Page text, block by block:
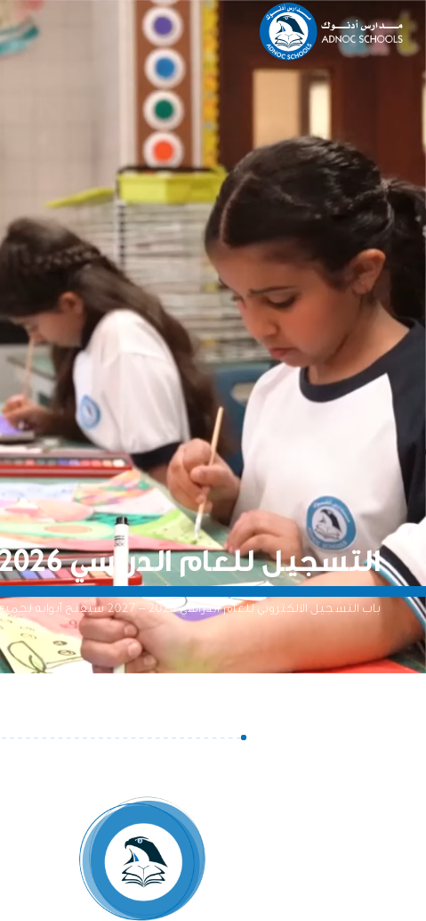
التسجيل للعام الدراسي 2026 - 2027
باب التسجيل الالكتروني للعام الدراسي 2026 – 2027 سيفتح أبوابه لجميع مدارس أدنوك.